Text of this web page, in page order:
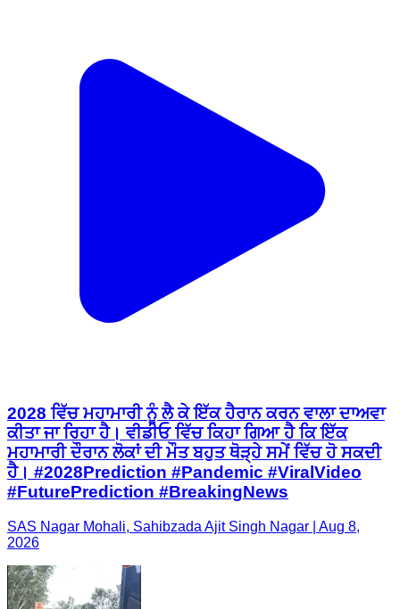
2028 ਵਿੱਚ ਮਹਾਮਾਰੀ ਨੂੰ ਲੈ ਕੇ ਇੱਕ ਹੈਰਾਨ ਕਰਨ ਵਾਲਾ ਦਾਅਵਾ
ਕੀਤਾ ਜਾ ਰਿਹਾ ਹੈ। ਵੀਡੀਓ ਵਿੱਚ ਕਿਹਾ ਗਿਆ ਹੈ ਕਿ ਇੱਕ
ਮਹਾਮਾਰੀ ਦੌਰਾਨ ਲੋਕਾਂ ਦੀ ਮੌਤ ਬਹੁਤ ਥੋੜ੍ਹੇ ਸਮੇਂ ਵਿੱਚ ਹੋ ਸਕਦੀ
ਹੈ। #2028Prediction #Pandemic #ViralVideo
#FuturePrediction #BreakingNews
SAS Nagar Mohali, Sahibzada Ajit Singh Nagar | Aug 8,
2026